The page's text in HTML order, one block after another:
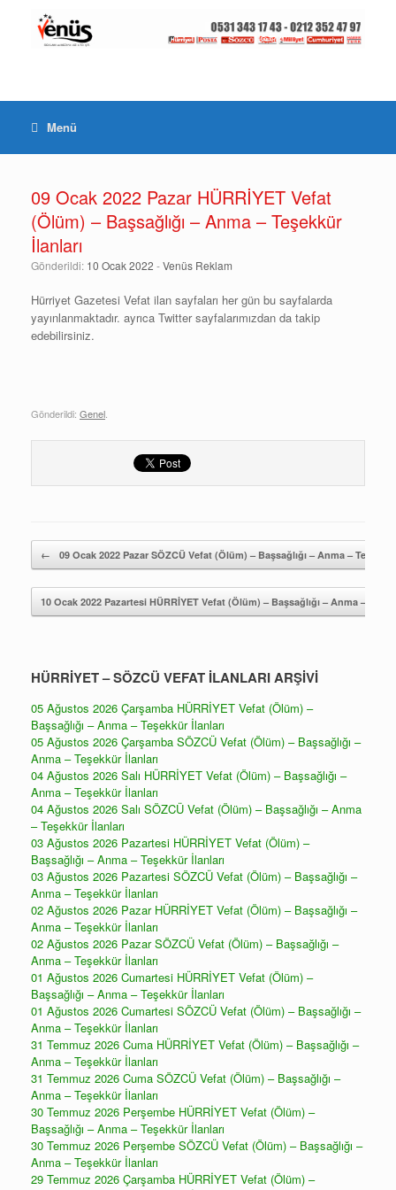
Menü
09 Ocak 2022 Pazar HÜRRİYET Vefat
(Ölüm) – Başsağlığı – Anma – Teşekkür
İlanları
Gönderildi: 10 Ocak 2022 -Venüs Reklam
Hürriyet Gazetesi Vefat ilan sayfaları her gün bu sayfalarda
yayınlanmaktadır. ayrıca Twitter sayfalarımızdan da takip
edebilirsiniz.
Gönderildi: Genel
Yazı gezintisi
← 09 Ocak 2022 Pazar SÖZCÜ Vefat (Ölüm) – Başsağlığı – Anma –
10 Ocak 2022 Pazartesi HÜRRİYET Vefat (Ölüm) – Başsağlığı – Anma –
HÜRRİYET – SÖZCÜ VEFAT İLANLARI ARŞİVİ
05 Ağustos 2026 Çarşamba HÜRRİYET Vefat (Ölüm) –
Başsağlığı – Anma – Teşekkür İlanları
05 Ağustos 2026 Çarşamba SÖZCÜ Vefat (Ölüm) – Başsağlığı –
Anma – Teşekkür İlanları
04 Ağustos 2026 Salı HÜRRİYET Vefat (Ölüm) – Başsağlığı –
Anma – Teşekkür İlanları
04 Ağustos 2026 Salı SÖZCÜ Vefat (Ölüm) – Başsağlığı – Anma
– Teşekkür İlanları
03 Ağustos 2026 Pazartesi HÜRRİYET Vefat (Ölüm) –
Başsağlığı – Anma – Teşekkür İlanları
03 Ağustos 2026 Pazartesi SÖZCÜ Vefat (Ölüm) – Başsağlığı –
Anma – Teşekkür İlanları
02 Ağustos 2026 Pazar HÜRRİYET Vefat (Ölüm) – Başsağlığı –
Anma – Teşekkür İlanları
02 Ağustos 2026 Pazar SÖZCÜ Vefat (Ölüm) – Başsağlığı –
Anma – Teşekkür İlanları
01 Ağustos 2026 Cumartesi HÜRRİYET Vefat (Ölüm) –
Başsağlığı – Anma – Teşekkür İlanları
01 Ağustos 2026 Cumartesi SÖZCÜ Vefat (Ölüm) – Başsağlığı –
Anma – Teşekkür İlanları
31 Temmuz 2026 Cuma HÜRRİYET Vefat (Ölüm) – Başsağlığı –
Anma – Teşekkür İlanları
31 Temmuz 2026 Cuma SÖZCÜ Vefat (Ölüm) – Başsağlığı –
Anma – Teşekkür İlanları
30 Temmuz 2026 Perşembe HÜRRİYET Vefat (Ölüm) –
Başsağlığı – Anma – Teşekkür İlanları
30 Temmuz 2026 Perşembe SÖZCÜ Vefat (Ölüm) – Başsağlığı –
Anma – Teşekkür İlanları
29 Temmuz 2026 Çarşamba HÜRRİYET Vefat (Ölüm) –